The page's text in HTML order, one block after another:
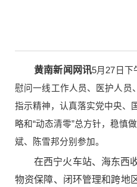
黄南新闻网讯5月27日下
慰问一线工作人员、医护人员
指示精神，认真落实党中央、
略和“动态清零”总方针，稳慎
斌、陈雪邦分别参加。
在西宁火车站、海东西
物资保障、闭环管理和跨地